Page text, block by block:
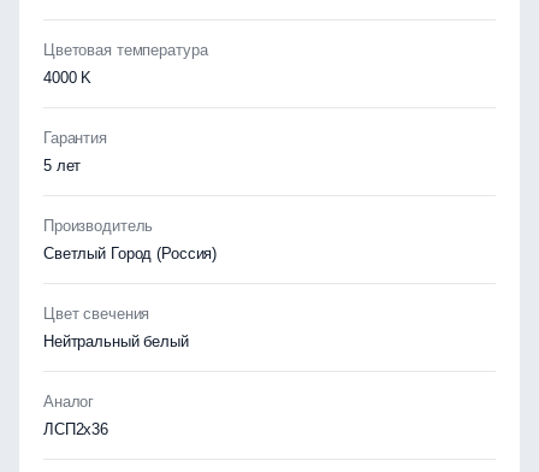
Цветовая температура
4000 K
Гарантия
5 лет
Производитель
Светлый Город (Россия)
Цвет свечения
Нейтральный белый
Аналог
ЛСП2х36